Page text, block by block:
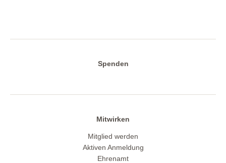
Spenden
Mitwirken
Mitglied werden
Aktiven Anmeldung
Ehrenamt